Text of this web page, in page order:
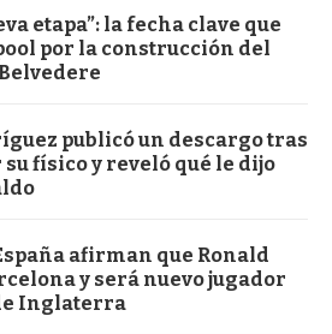
etapa”: la fecha clave que
por la construcción del
publicó un descargo tras
físico y reveló qué le dijo
afirman que Ronald
y será nuevo jugador
Inglaterra